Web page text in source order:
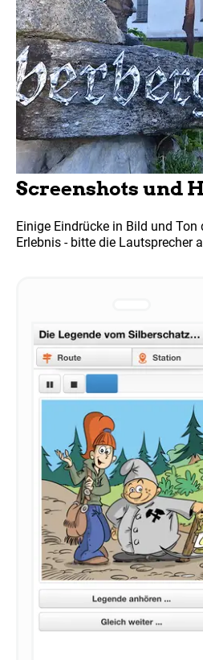
Screenshots und
Einige Eindrücke in Bild und
Erlebnis - bitte die Lautsprecher